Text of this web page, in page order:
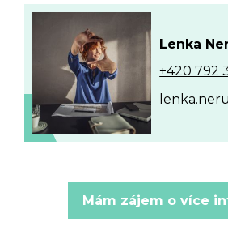
Lenka
+420 792
Mám zájem o více